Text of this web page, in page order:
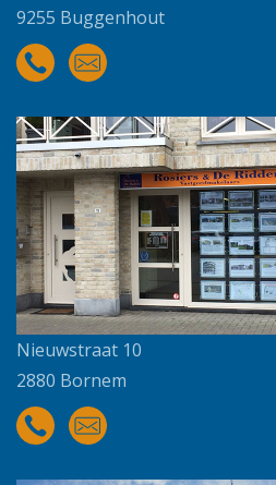
9255 Buggenhout
Nieuwstraat 10
2880 Bornem